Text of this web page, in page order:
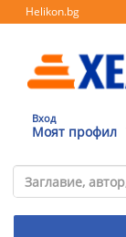
Helikon.bg
Вход
Моят профил